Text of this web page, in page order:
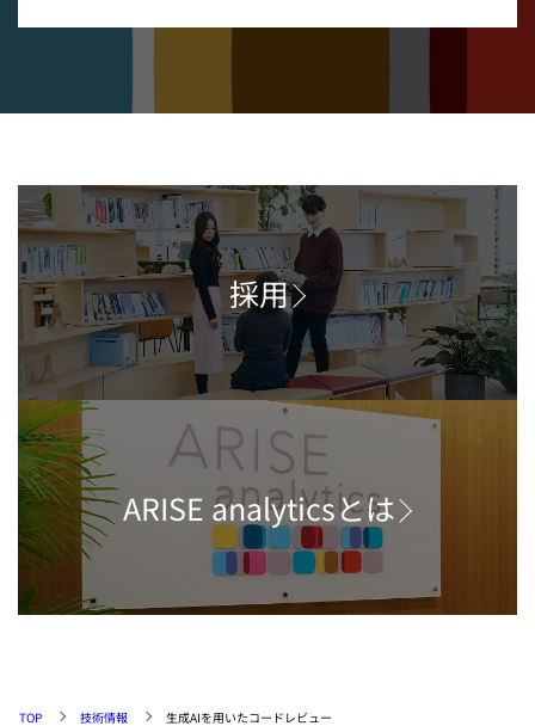
採用
ARISE analyticsとは
TOP 技術情報 生成AIを用いたコードレビュー